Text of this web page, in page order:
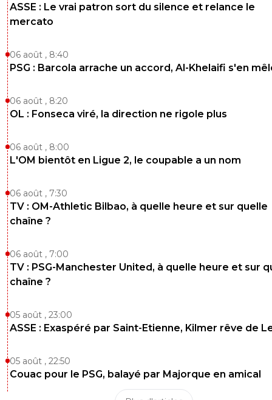
ASSE : Le vrai patron sort du silence et relance le
mercato
06 août , 8:40
PSG : Barcola arrache un accord, Al-Khelaifi s'en
06 août , 8:20
OL : Fonseca viré, la direction ne rigole plus
06 août , 8:00
L'OM bientôt en Ligue 2, le coupable a un nom
06 août , 7:30
TV : OM-Athletic Bilbao, à quelle heure et sur quelle
chaîne ?
06 août , 7:00
TV : PSG-Manchester United, à quelle heure et sur
chaîne ?
05 août , 23:00
ASSE : Exaspéré par Saint-Etienne, Kilmer rêve de
05 août , 22:50
Couac pour le PSG, balayé par Majorque en amical